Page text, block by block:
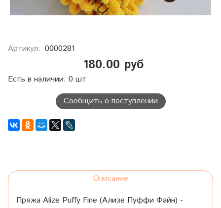
Артикул: 0000281
180.00 руб
Есть в наличии: 0 шт
Сообщить о поступлении
Описание
Пряжа Alize Puffy Fine (Ализе Пуффи Файн) -